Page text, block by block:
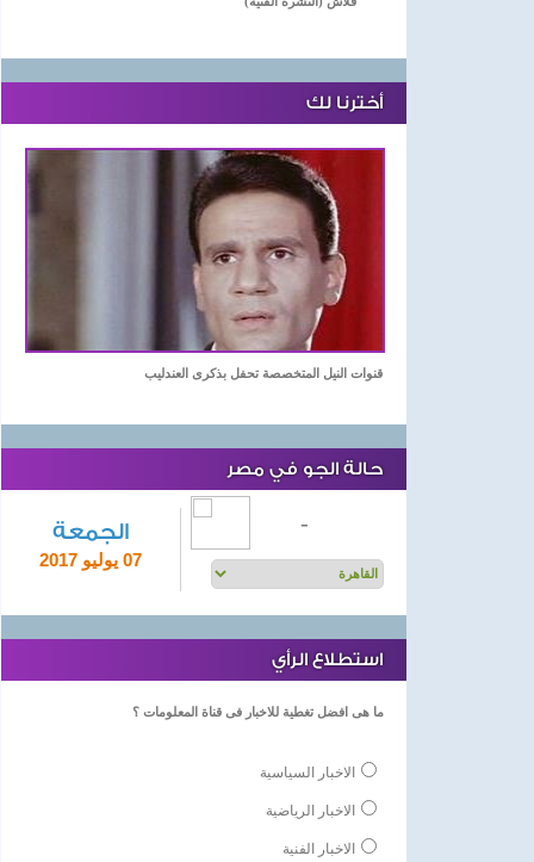
أخترنا لك
قنوات النيل المتخصصة تحفل بذكرى العندليب
حالة الجو في مصر
الجمعة
07 يوليو 2017
-
استطلاع الرأي
ما هى افضل تغطية للاخبار فى قناة المعلومات ؟
الاخبار السياسية
الاخبار الرياضية
الاخبار الفنية